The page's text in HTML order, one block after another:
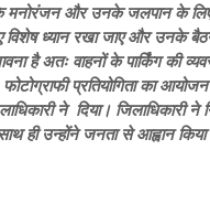
के मनोरंजन और उनके जलपान के
विशेष ध्यान रखा जाए और उनके
है अतः वाहनों के पार्किंग की
प्रतियोगिता का आयोजन
ने दिया। जिलाधिकारी ने
ही उन्होंने जनता से आह्वान